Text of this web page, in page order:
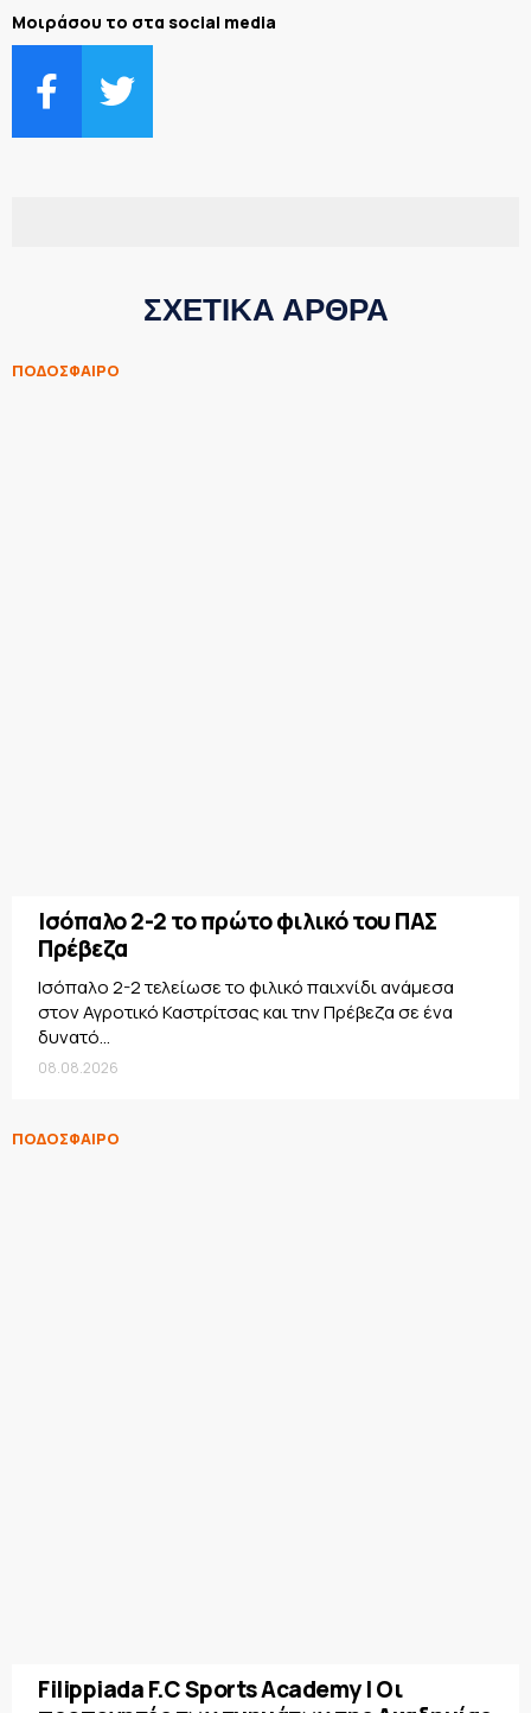
Μοιράσου το στα social media
ΣΧΕΤΙΚΑ ΑΡΘΡΑ
ΠΟΔΟΣΦΑΙΡΟ
Ισόπαλο 2-2 το πρώτο φιλικό του ΠΑΣ
Πρέβεζα
Ισόπαλο 2-2 τελείωσε το φιλικό παιχνίδι ανάμεσα
στον Αγροτικό Καστρίτσας και την Πρέβεζα σε ένα
δυνατό...
08.08.2026
ΠΟΔΟΣΦΑΙΡΟ
Filippiada F.C Sports Academy | Οι